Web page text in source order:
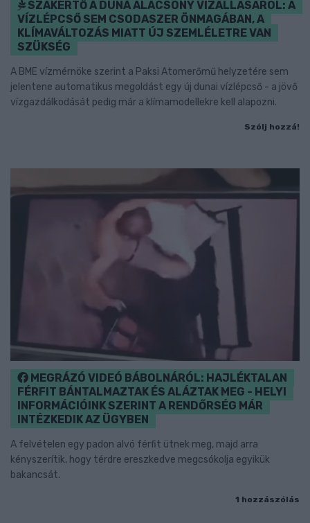
SZAKÉRTŐ A DUNA ALACSONY VÍZÁLLÁSÁRÓL: A
VÍZLÉPCSŐ SEM CSODASZER ÖNMAGÁBAN, A
KLÍMAVÁLTOZÁS MIATT ÚJ SZEMLÉLETRE VAN
SZÜKSÉG
A BME vízmérnöke szerint a Paksi Atomerőmű helyzetére sem
jelentene automatikus megoldást egy új dunai vízlépcső - a jövő
vízgazdálkodását pedig már a klímamodellekre kell alapozni.
Szólj hozzá!
MEGRÁZÓ VIDEÓ BÁBOLNÁRÓL: HAJLÉKTALAN
FÉRFIT BÁNTALMAZTAK ÉS ALÁZTAK MEG - HELYI
INFORMÁCIÓINK SZERINT A RENDŐRSÉG MÁR
INTÉZKEDIK AZ ÜGYBEN
A felvételen egy padon alvó férfit ütnek meg, majd arra
kényszerítik, hogy térdre ereszkedve megcsókolja egyikük
bakancsát.
1 hozzászólás